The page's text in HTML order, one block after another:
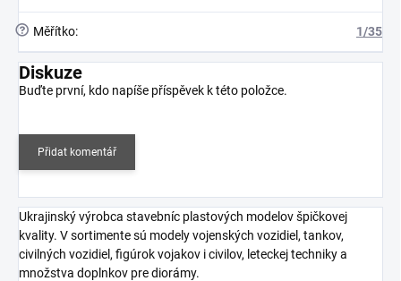
? Měřítko: 1/35
Diskuze
Buďte první, kdo napíše příspěvek k této položce.
Přidat komentář
Ukrajinský výrobca stavebníc plastových modelov špičkovej
kvality. V sortimente sú modely vojenských vozidiel, tankov,
civilných vozidiel, figúrok vojakov i civilov, leteckej techniky a
množstva doplnkov pre diorámy.